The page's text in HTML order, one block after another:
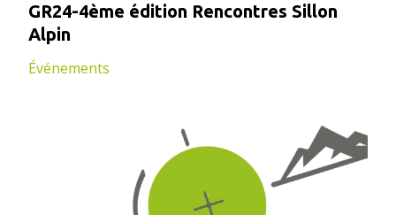
GR24-4ème édition Rencontres Sillon
Alpin
Événements